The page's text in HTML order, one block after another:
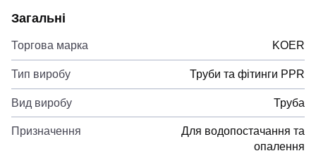
Загальні
Торгова марка KOER
Тип виробу Труби та фітинги PPR
Вид виробу Труба
Призначення
Для водопостачання та
опалення